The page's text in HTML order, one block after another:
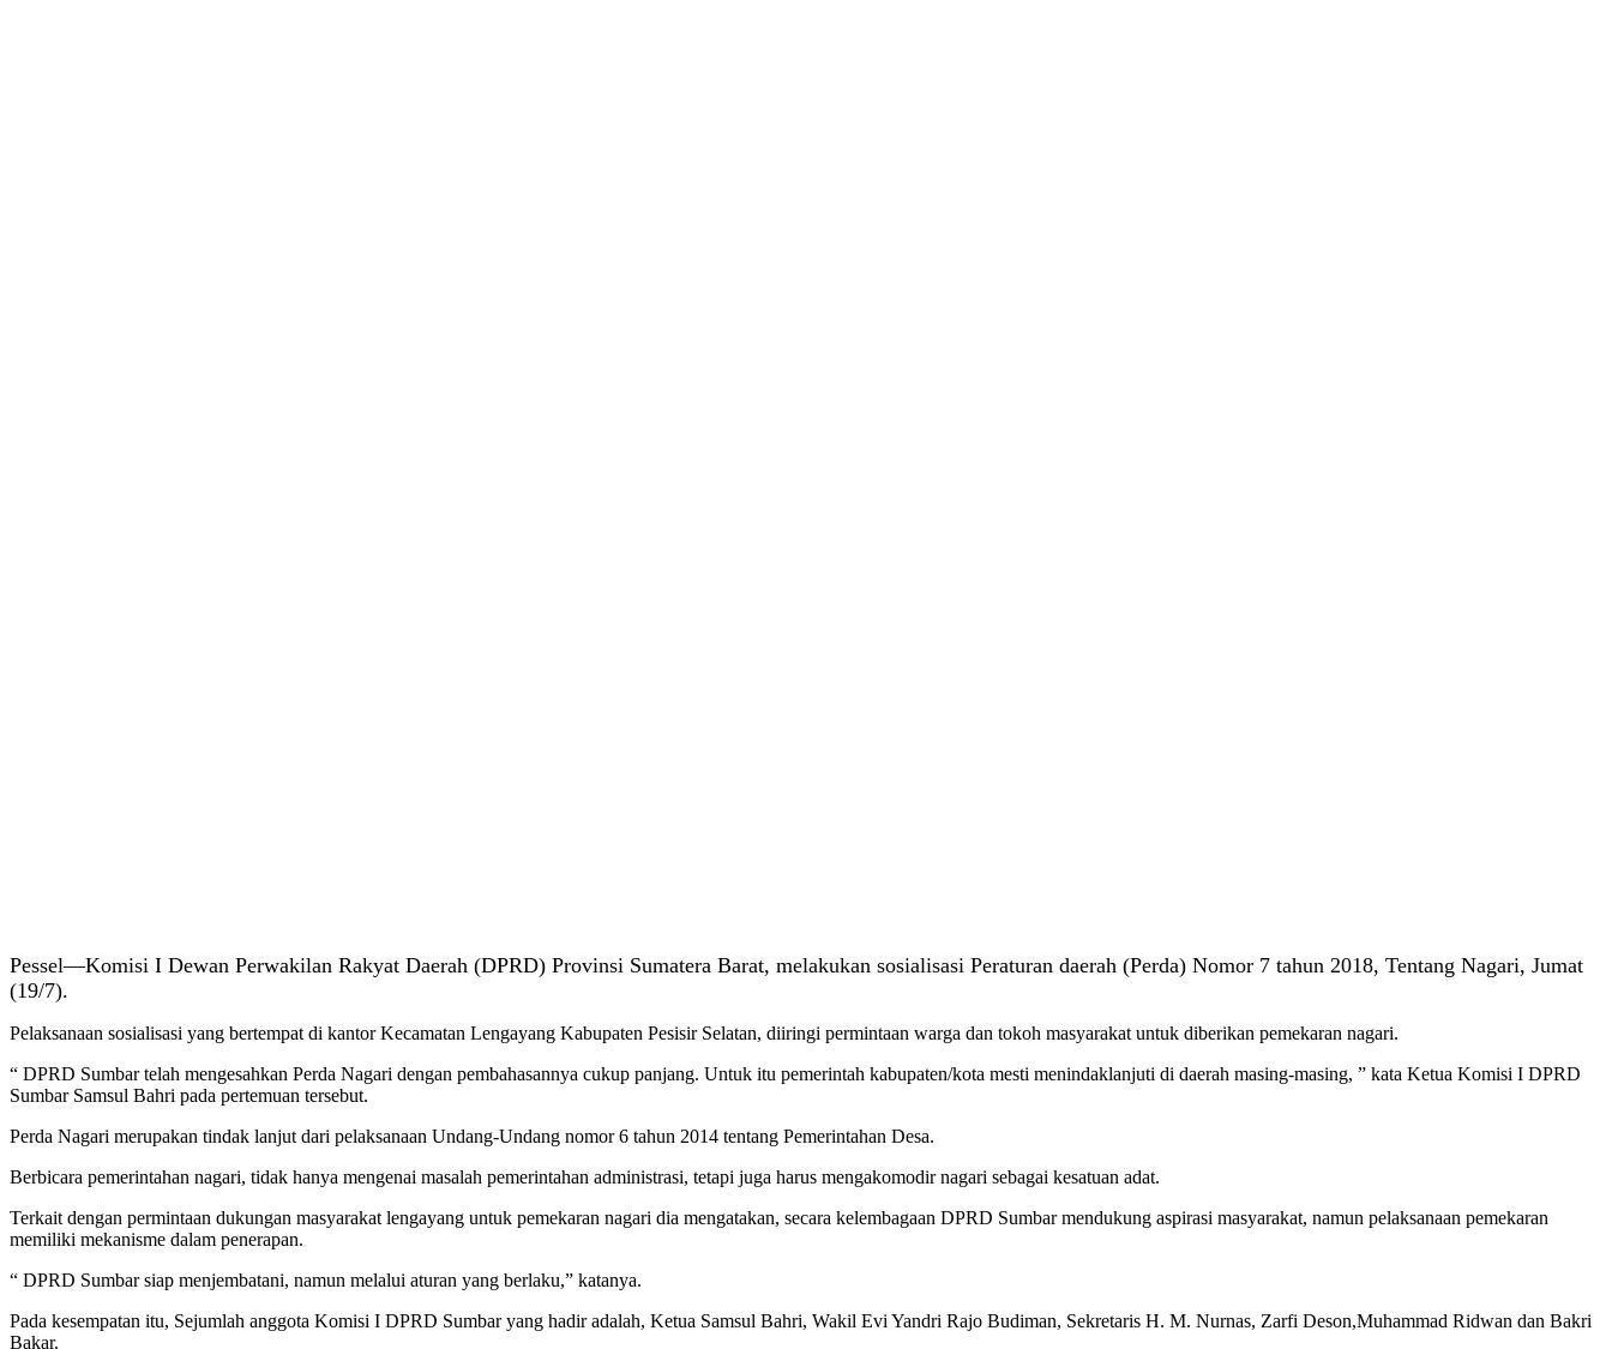
Pessel—Komisi I Dewan Perwakilan Rakyat Daerah (DPRD) Provinsi Sumatera Barat, melakukan sosialisasi Peraturan daerah (Perda) Nomor 7 tahun 2018, Tentang Nagari, Jumat
(19/7).
Pelaksanaan sosialisasi yang bertempat di kantor Kecamatan Lengayang Kabupaten Pesisir Selatan, diiringi permintaan warga dan tokoh masyarakat untuk diberikan pemekaran nagari.
“ DPRD Sumbar telah mengesahkan Perda Nagari dengan pembahasannya cukup panjang. Untuk itu pemerintah kabupaten/kota mesti menindaklanjuti di daerah masing-masing, ” kata Ketua Komisi I DPRD
Sumbar Samsul Bahri pada pertemuan tersebut.
Perda Nagari merupakan tindak lanjut dari pelaksanaan Undang-Undang nomor 6 tahun 2014 tentang Pemerintahan Desa.
Berbicara pemerintahan nagari, tidak hanya mengenai masalah pemerintahan administrasi, tetapi juga harus mengakomodir nagari sebagai kesatuan adat.
Terkait dengan permintaan dukungan masyarakat lengayang untuk pemekaran nagari dia mengatakan, secara kelembagaan DPRD Sumbar mendukung aspirasi masyarakat, namun pelaksanaan pemekaran
memiliki mekanisme dalam penerapan.
“ DPRD Sumbar siap menjembatani, namun melalui aturan yang berlaku,” katanya.
Pada kesempatan itu, Sejumlah anggota Komisi I DPRD Sumbar yang hadir adalah, Ketua Samsul Bahri, Wakil Evi Yandri Rajo Budiman, Sekretaris H. M. Nurnas, Zarfi Deson,Muhammad Ridwan dan Bakri
Bakar.